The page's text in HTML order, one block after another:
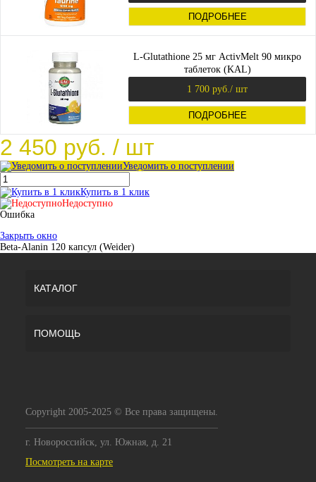
ПОДРОБНЕЕ
L-Glutathione 25 мг ActivMelt 90 микро
таблеток (KAL)
1 700 руб. / шт
ПОДРОБНЕЕ
2 450 руб. / шт
Уведомить о поступлении
Купить в 1 клик
Недоступно
Ошибка
Закрыть окно
Beta-Alanin 120 капсул (Weider)
КАТАЛОГ
ПОМОЩЬ
Copyright 2005-2025 © Все права защищены.
г. Новороссийск, ул. Южная, д. 21
Посмотреть на карте